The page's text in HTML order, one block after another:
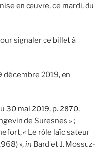
en œuvre, ce mardi, du
signaler ce billetà
décembre 2019, en
30 mai 2019, p. 2870,
de Suresnes » ;
« Le rôle laïcisateur
»,in Bard et J. Mossuz-